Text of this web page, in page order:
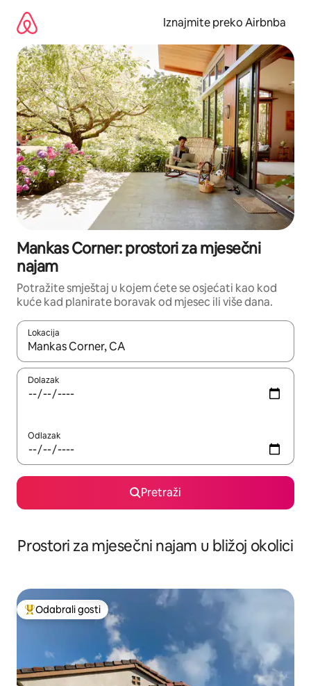
sadržaj
Iznajmite preko Airbnba
Mankas Corner: prostori za mjesečni
najam
Potražite smještaj u kojem ćete se osjećati kao kod
kuće kad planirate boravak od mjesec ili više dana.
Lokacija
Kada budu dostupni rezultati, moći ćete ih pregledati
Dolazak
Odlazak
Pretraži
Prostori za mjesečni najam u bližoj okolici
Među najviše rangiranima s oznakom „Odabrali gosti”
Odabrali gosti